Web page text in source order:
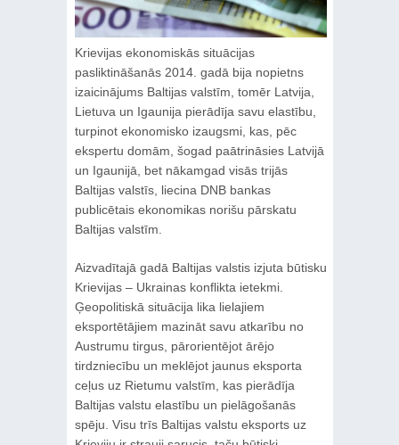
Krievijas ekonomiskās situācijas
pasliktināšanās 2014. gadā bija nopietns
izaicinājums Baltijas valstīm, tomēr Latvija,
Lietuva un Igaunija pierādīja savu elastību,
turpinot ekonomisko izaugsmi, kas, pēc
ekspertu domām, šogad paātrināsies Latvijā
un Igaunijā, bet nākamgad visās trijās
Baltijas valstīs, liecina DNB bankas
publicētais ekonomikas norišu pārskatu
Baltijas valstīm.
Aizvadītajā gadā Baltijas valstis izjuta būtisku
Krievijas – Ukrainas konflikta ietekmi.
Ģeopolitiskā situācija lika lielajiem
eksportētājiem mazināt savu atkarību no
Austrumu tirgus, pārorientējot ārējo
tirdzniecību un meklējot jaunus eksporta
ceļus uz Rietumu valstīm, kas pierādīja
Baltijas valstu elastību un pielāgošanās
spēju. Visu trīs Baltijas valstu eksports uz